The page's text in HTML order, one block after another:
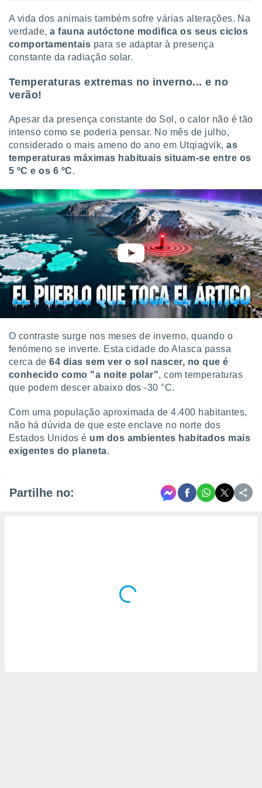
A vida dos animais também sofre várias alterações. Na
verdade,a fauna autóctone modifica os seus ciclos
comportamentais para se adaptar à presença
constante da radiação solar.
Temperaturas extremas no inverno... e no
verão!
Apesar da presença constante do Sol, o calor não é tão
intenso como se poderia pensar. No mês de julho,
considerado o mais ameno do ano em Utqiaġvik,as
temperaturas máximas habituais situam-se entre os
5 ºC e os 6 ºC.
O contraste surge nos meses de inverno, quando o
fenómeno se inverte. Esta cidade do Alasca passa
cerca de64 dias sem ver o sol nascer, no que é
conhecido como "a noite polar", com temperaturas
que podem descer abaixo dos -30 °C.
Com uma população aproximada de 4.400 habitantes,
não há dúvida de que este enclave no norte dos
Estados Unidos é um dos ambientes habitados mais
exigentes do planeta.
Partilhe no: